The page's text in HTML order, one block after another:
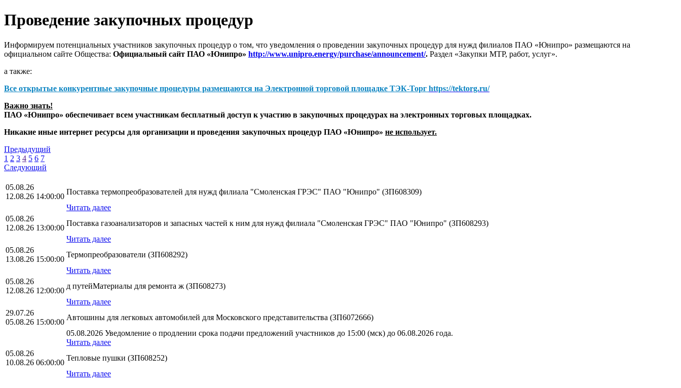
Проведение закупочных процедур
Информируем потенциальных участников закупочных процедур о том, что уведомления о проведении закупочных процедур для нужд филиалов ПАО «Юнипро» размещаются на
официальном сайте Общества: Официальный сайт ПАО «Юнипро» http://www.unipro.energy/purchase/announcement/. Раздел «Закупки МТР, работ, услуг».
а также:
Все открытые конкурентные закупочные процедуры размещаются на Электронной торговой площадке ТЭК-Торг https://tektorg.ru/
Важно знать!
ПАО «Юнипро» обеспечивает всем участникам бесплатный доступ к участию в закупочных процедурах на электронных торговых площадках.
Никакие иные интернет ресурсы для организации и проведения закупочных процедур ПАО «Юнипро» не использует.
Предыдущий
1 2 3 4 5 6 7
Следующий
05.08.26
12.08.26 14:00:00
Поставка термопреобразователей для нужд филиала "Смоленская ГРЭС" ПАО "Юнипро" (ЗП608309)
Читать далее
05.08.26
12.08.26 13:00:00
Поставка газоанализаторов и запасных частей к ним для нужд филиала "Смоленская ГРЭС" ПАО "Юнипро" (ЗП608293)
Читать далее
05.08.26
13.08.26 15:00:00
Термопреобразователи (ЗП608292)
Читать далее
05.08.26
12.08.26 12:00:00
д путейМатериалы для ремонта ж (ЗП608273)
Читать далее
29.07.26
05.08.26 15:00:00
Автошины для легковых автомобилей для Московского представительства (ЗП6072666)
05.08.2026 Уведомление о продлении срока подачи предложений участников до 15:00 (мск) до 06.08.2026 года.
Читать далее
05.08.26
10.08.26 06:00:00
Тепловые пушки (ЗП608252)
Читать далее